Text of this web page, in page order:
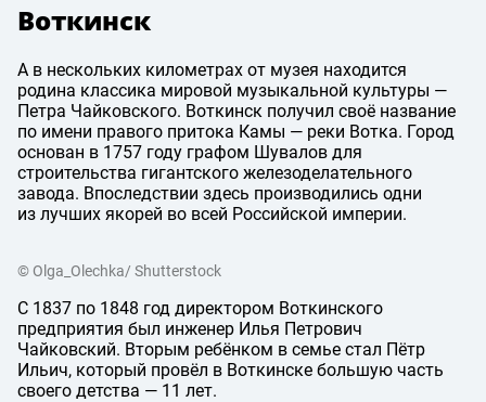
Воткинск
А в нескольких километрах от музея находится
родина классика мировой музыкальной культуры —
Петра Чайковского. Воткинск получил своё название
по имени правого притока Камы — реки Вотка. Город
основан в 1757 году графом Шувалов для
строительства гигантского железоделательного
завода. Впоследствии здесь производились одни
из лучших якорей во всей Российской империи.
© Olga_Olechka/ Shutterstock
С 1837 по 1848 год директором Воткинского
предприятия был инженер Илья Петрович
Чайковский. Вторым ребёнком в семье стал Пётр
Ильич, который провёл в Воткинске большую часть
своего детства — 11 лет.